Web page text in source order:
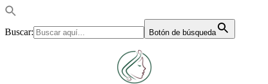
Buscar: Botón de búsqueda